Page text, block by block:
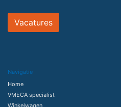
Vacatures
Navigatie
Home
VMECA specialist
Winkelwagen